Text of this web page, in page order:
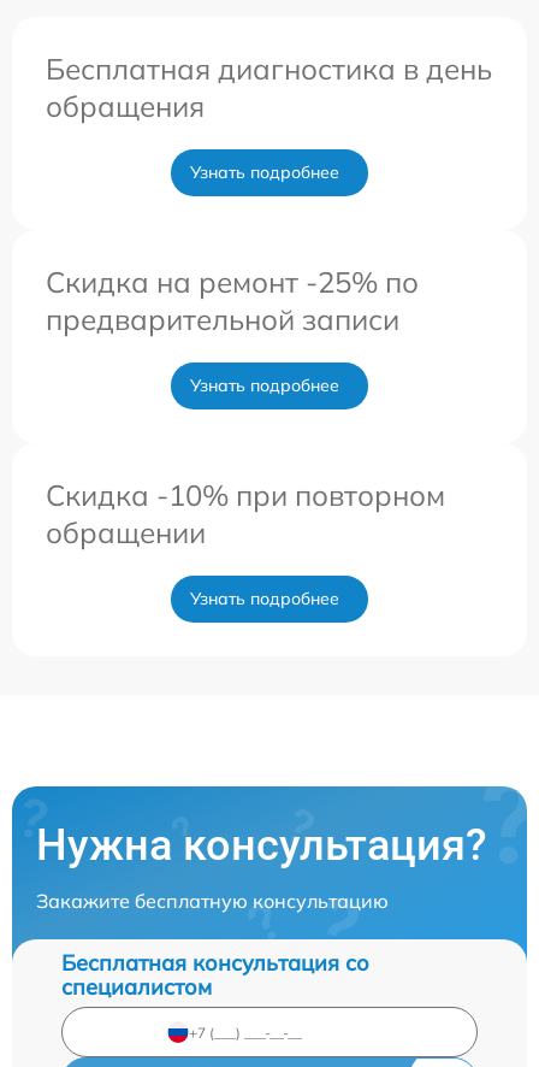
Бесплатная диагностика в день
обращения
Узнать подробнее
Скидка на ремонт -25% по
предварительной записи
Узнать подробнее
Скидка -10% при повторном
обращении
Узнать подробнее
Нужна консультация?
Закажите бесплатную консультацию
Бесплатная консультация со
специалистом